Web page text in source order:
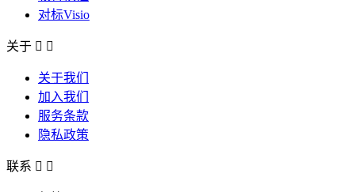
对标Visio
关于  
关于我们
加入我们
服务条款
隐私政策
联系  